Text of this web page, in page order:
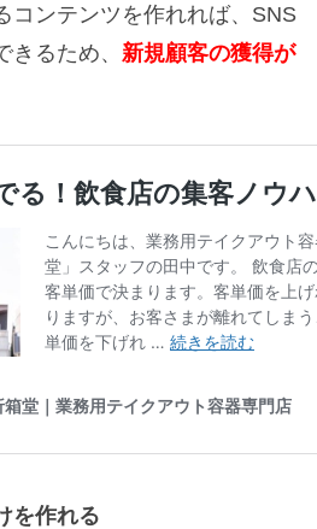
コンテンツを作れれば、SNS
るため、 新規顧客の獲得が
を作れる